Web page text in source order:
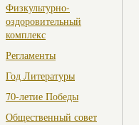
Физкультурно-
оздоровительный
комплекс
Регламенты
Год Литературы
70-летие Победы
Общественный совет